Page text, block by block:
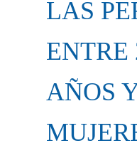
LAS
ENTRE
AÑOS